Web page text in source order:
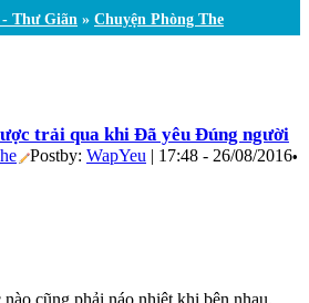
Thư Giãn » Chuyện Phòng The
trải qua khi Đã yêu Đúng người
Postby: WapYeu | 17:48 - 26/08/2016•
cũng phải náo nhiệt khi bên nhau.